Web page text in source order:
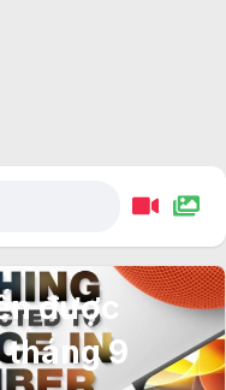
được
tháng 9